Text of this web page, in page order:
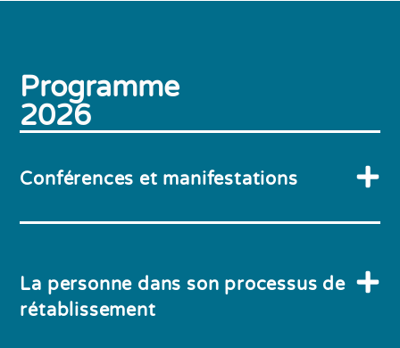
Programme
2026
Conférences et manifestations
La personne dans son processus de
rétablissement